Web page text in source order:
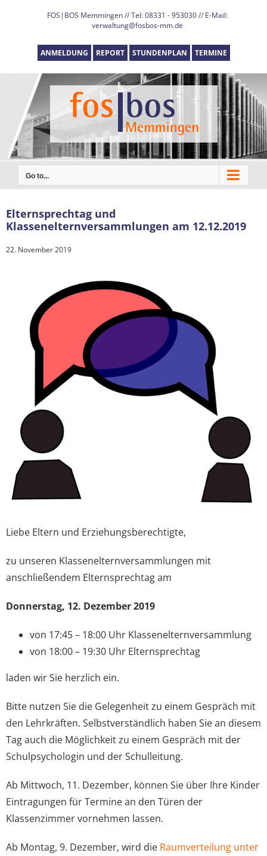
FOS|BOS Memmingen // Tel: 08331 - 953030 // E-Mail:
verwaltung@fosbos-mm.de
ANMELDUNG REPORT STUNDENPLAN TERMINE
Go to...
Elternsprechtag und
Klassenelternversammlungen am 12.12.2019
22. November 2019
Image
Liebe Eltern und Erziehungsberechtigte,
zu unseren Klassenelternversammlungen mit
anschließendem Elternsprechtag am
Donnerstag, 12. Dezember 2019
von 17:45 – 18:00 Uhr Klassenelternversammlung
von 18:00 – 19:30 Uhr Elternsprechtag
laden wir Sie herzlich ein.
Bitte nutzen Sie die Gelegenheit zu einem Gespräch mit
den Lehrkräften. Selbstverständlich haben Sie an diesem
Tag auch die Möglichkeit zu einem Gespräch mit der
Schulpsychologin und der Schulleitung.
Ab Mittwoch, 11. Dezember, können Sie über Ihre Kinder
Eintragungen für Termine an den Türen der
Klassenzimmer vornehmen lassen.
Ab Montag, 9. Dezember, wird die Raumverteilung unter